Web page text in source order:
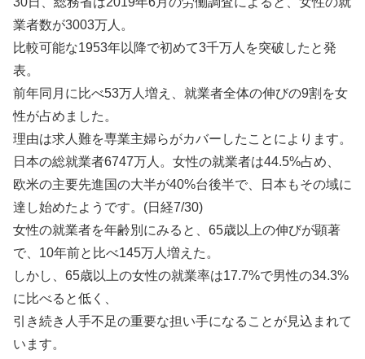
業者数が3003万人。
比較可能な1953年以降で初めて3千万人を突破したと発
表。
前年同月に比べ53万人増え、就業者全体の伸びの9割を女
性が占めました。
理由は求人難を専業主婦らがカバーしたことによります。
日本の総就業者6747万人。女性の就業者は44.5%占め、
欧米の主要先進国の大半が40%台後半で、日本もその域に
達し始めたようです。(日経7/30)
女性の就業者を年齢別にみると、65歳以上の伸びが顕著
で、10年前と比べ145万人増えた。
しかし、65歳以上の女性の就業率は17.7%で男性の34.3%
に比べると低く、
引き続き人手不足の重要な担い手になることが見込まれて
います。